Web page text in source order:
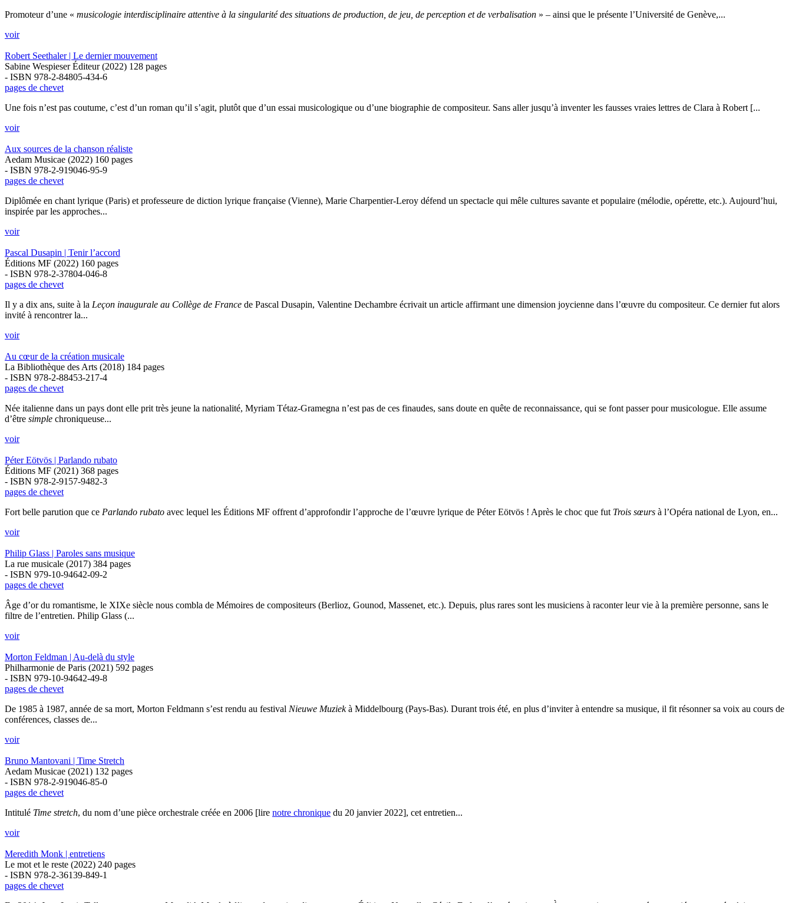
Promoteur d’une « musicologie interdisciplinaire attentive à la singularité des situations de production, de jeu, de perception et de verbalisation » – ainsi que le présente l’Université de Genève,...
voir
Robert Seethaler | Le dernier mouvement
Sabine Wespieser Éditeur (2022) 128 pages
- ISBN 978-2-84805-434-6
pages de chevet
Une fois n’est pas coutume, c’est d’un roman qu’il s’agit, plutôt que d’un essai musicologique ou d’une biographie de compositeur. Sans aller jusqu’à inventer les fausses vraies lettres de Clara à Robert [...
voir
Aux sources de la chanson réaliste
Aedam Musicae (2022) 160 pages
- ISBN 978-2-919046-95-9
pages de chevet
Diplômée en chant lyrique (Paris) et professeure de diction lyrique française (Vienne), Marie Charpentier-Leroy défend un spectacle qui mêle cultures savante et populaire (mélodie, opérette, etc.). Aujourd’hui,
inspirée par les approches...
voir
Pascal Dusapin | Tenir l’accord
Éditions MF (2022) 160 pages
- ISBN 978-2-37804-046-8
pages de chevet
Il y a dix ans, suite à la Leçon inaugurale au Collège de France de Pascal Dusapin, Valentine Dechambre écrivait un article affirmant une dimension joycienne dans l’œuvre du compositeur. Ce dernier fut alors
invité à rencontrer la...
voir
Au cœur de la création musicale
La Bibliothèque des Arts (2018) 184 pages
- ISBN 978-2-88453-217-4
pages de chevet
Née italienne dans un pays dont elle prit très jeune la nationalité, Myriam Tétaz-Gramegna n’est pas de ces finaudes, sans doute en quête de reconnaissance, qui se font passer pour musicologue. Elle assume
d’être simple chroniqueuse...
voir
Péter Eötvös | Parlando rubato
Éditions MF (2021) 368 pages
- ISBN 978-2-9157-9482-3
pages de chevet
Fort belle parution que ce Parlando rubato avec lequel les Éditions MF offrent d’approfondir l’approche de l’œuvre lyrique de Péter Eötvös ! Après le choc que fut Trois sœurs à l’Opéra national de Lyon, en...
voir
Philip Glass | Paroles sans musique
La rue musicale (2017) 384 pages
- ISBN 979-10-94642-09-2
pages de chevet
Âge d’or du romantisme, le XIXe siècle nous combla de Mémoires de compositeurs (Berlioz, Gounod, Massenet, etc.). Depuis, plus rares sont les musiciens à raconter leur vie à la première personne, sans le
filtre de l’entretien. Philip Glass (...
voir
Morton Feldman | Au-delà du style
Philharmonie de Paris (2021) 592 pages
- ISBN 979-10-94642-49-8
pages de chevet
De 1985 à 1987, année de sa mort, Morton Feldmann s’est rendu au festival Nieuwe Muziekà Middelbourg (Pays-Bas). Durant trois été, en plus d’inviter à entendre sa musique, il fit résonner sa voix au cours de
conférences, classes de...
voir
Bruno Mantovani | Time Stretch
Aedam Musicae (2021) 132 pages
- ISBN 978-2-919046-85-0
pages de chevet
Intitulé Time stretch, du nom d’une pièce orchestrale créée en 2006 [lire notre chronique du 20 janvier 2022], cet entretien...
voir
Meredith Monk | entretiens
Le mot et le reste (2022) 240 pages
- ISBN 978-2-36139-849-1
pages de chevet